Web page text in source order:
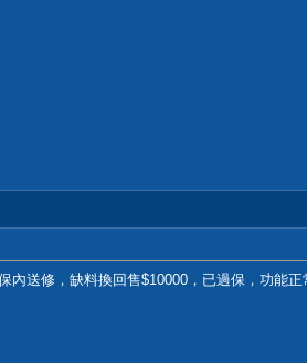
送修，缺料換回售$10000，已過保，功能正